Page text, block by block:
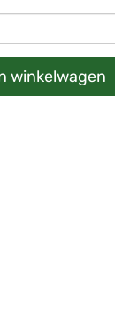
winkelwagen